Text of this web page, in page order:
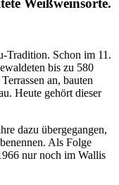
Weißweinsorte.
Tradition. Schon im 11.
bis zu 580
an, bauten
Heute gehört dieser
dazu übergegangen,
Als Folge
nur noch im Wallis